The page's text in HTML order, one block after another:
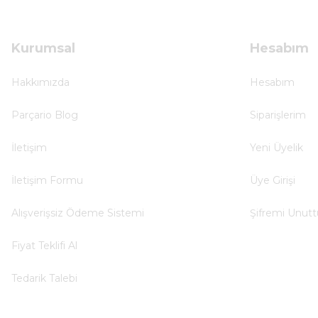
Kurumsal
Hakkımızda
Parçario Blog
İletişim
İletişim Formu
Alışverişsiz Ödeme Sistemi
Fiyat Teklifi Al
Tedarik Talebi
Hesabım
Hesabım
Siparişlerim
Yeni Üyelik
Üye Girişi
Şifremi